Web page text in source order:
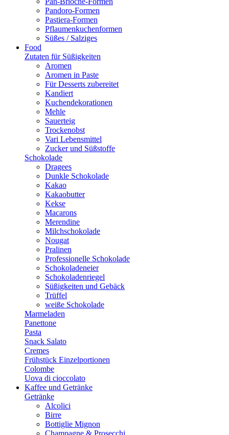
Pandoro-Formen
Pastiera-Formen
Pflaumenkuchenformen
Süßes / Salziges
Food
Zutaten für Süßigkeiten
Aromen
Aromen in Paste
Für Desserts zubereitet
Kandiert
Kuchendekorationen
Mehle
Sauerteig
Trockenobst
Vari Lebensmittel
Zucker und Süßstoffe
Schokolade
Dragees
Dunkle Schokolade
Kakao
Kakaobutter
Kekse
Macarons
Merendine
Milchschokolade
Nougat
Pralinen
Professionelle Schokolade
Schokoladeneier
Schokoladenriegel
Süßigkeiten und Gebäck
Trüffel
weiße Schokolade
Marmeladen
Panettone
Pasta
Snack Salato
Cremes
Frühstück Einzelportionen
Colombe
Uova di cioccolato
Kaffee und Getränke
Getränke
Alcolici
Birre
Bottiglie Mignon
Champagne & Prosecchi